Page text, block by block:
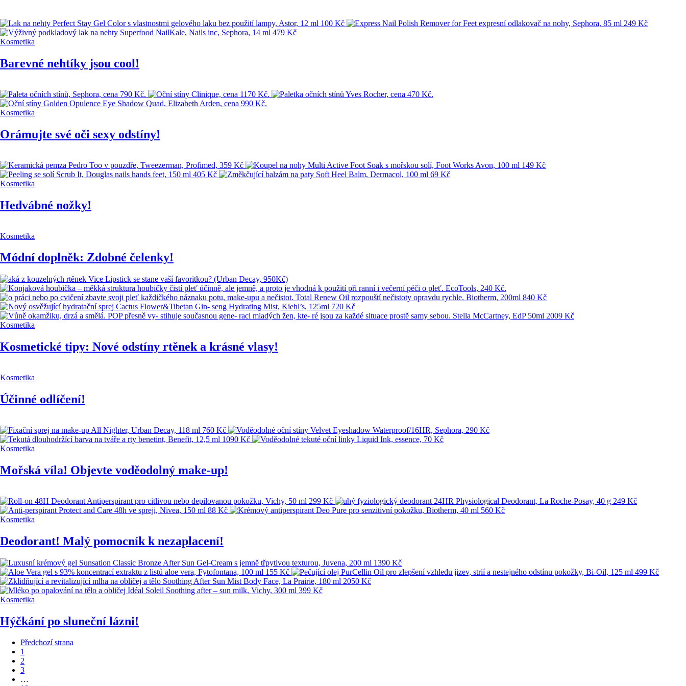
Kosmetika
Barevné nehtíky jsou cool!
Kosmetika
Orámujte své oči sexy odstíny!
Kosmetika
Hedvábné nožky!
Kosmetika
Módní doplněk: Zdobné čelenky!
Kosmetika
Kosmetické tipy: Nové odstíny rtěnek a krásné vlasy!
Kosmetika
Účinné odlíčení!
Kosmetika
Mořská víla! Objevte voděodolný make-up!
Kosmetika
Deodorant! Malý pomocník k nezaplacení!
Kosmetika
Hýčkání po sluneční lázni!
Předchozí strana
1
2
3
…